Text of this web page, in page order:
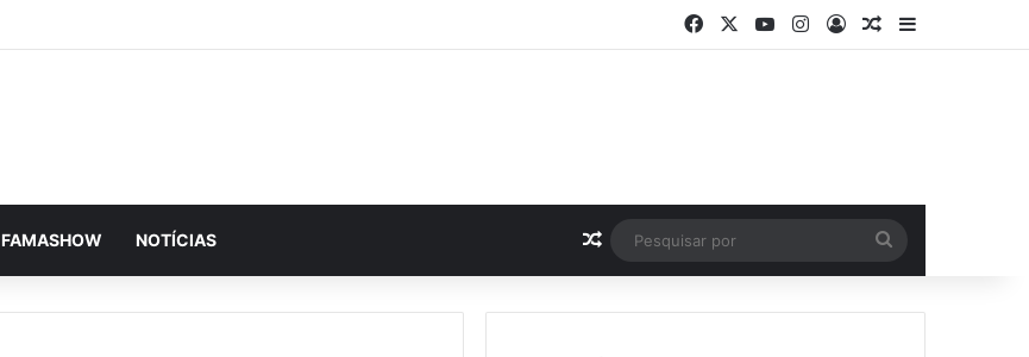
FacebookYouTubeInstagram
Log InArtigo Aleatório
Sidebar
FAMASHOW NOTÍCIAS Artigo Aleatório
por